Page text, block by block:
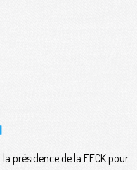
présidence de la FFCK pour